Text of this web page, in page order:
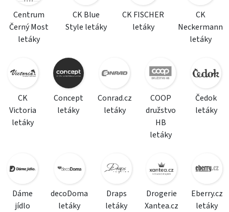
Centrum
Černý Most
letáky
CK Blue
Style letáky
CK FISCHER
letáky
CK
Neckermann
letáky
CK
Victoria
letáky
Concept
letáky
Conrad.cz
letáky
COOP
družstvo
HB
letáky
Čedok
letáky
Dáme
jídlo
decoDoma
letáky
Draps
letáky
Drogerie
Xantea.cz
Eberry.cz
letáky